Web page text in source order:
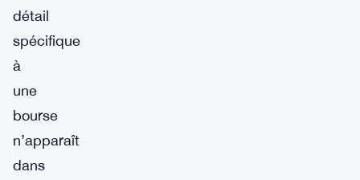
détail
spécifique
à
une
bourse
n’apparaît
dans